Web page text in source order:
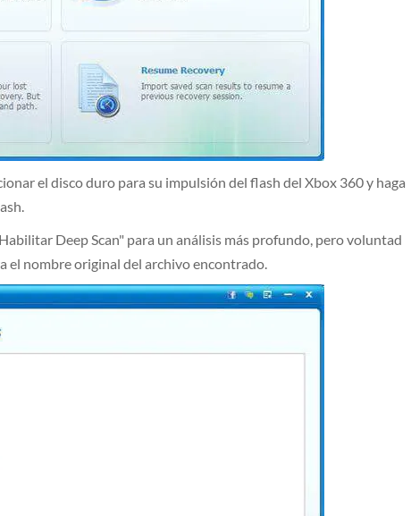
el disco duro para su impulsión del flash del Xbox 360 y haga
Deep Scan" para un análisis más profundo, pero voluntad
el nombre original del archivo encontrado.